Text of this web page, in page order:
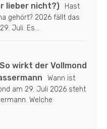
lieber nicht?)
Hast
gehört? 2026 fällt das
Juli. Es...
wirkt der Vollmond
Wann ist
am 29. Juli 2026 steht
Welche